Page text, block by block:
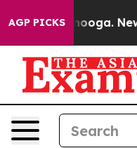
AGP PICKSNewspaper